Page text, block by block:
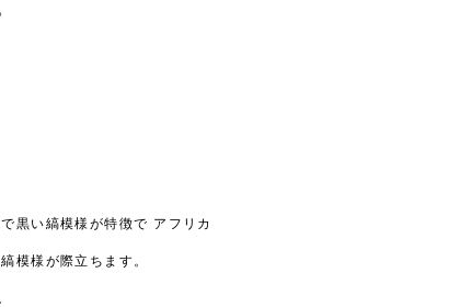
黒い縞模様が特徴で アフリカ
模様が際立ちます。